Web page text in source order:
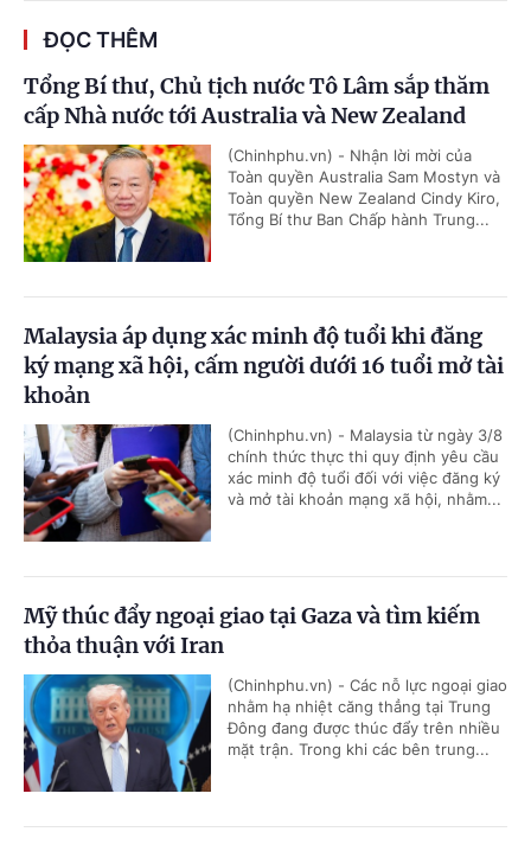
ĐỌC THÊM
Tổng Bí thư, Chủ tịch nước Tô Lâm sắp thăm
cấp Nhà nước tới Australia và New Zealand
(Chinhphu.vn) - Nhận lời mời của
Toàn quyền Australia Sam Mostyn và
Toàn quyền New Zealand Cindy Kiro,
Tổng Bí thư Ban Chấp hành Trung...
Malaysia áp dụng xác minh độ tuổi khi đăng
ký mạng xã hội, cấm người dưới 16 tuổi mở tài
khoản
(Chinhphu.vn) - Malaysia từ ngày 3/8
chính thức thực thi quy định yêu cầu
xác minh độ tuổi đối với việc đăng ký
và mở tài khoản mạng xã hội, nhằm...
Mỹ thúc đẩy ngoại giao tại Gaza và tìm kiếm
thỏa thuận với Iran
(Chinhphu.vn) - Các nỗ lực ngoại giao
nhằm hạ nhiệt căng thẳng tại Trung
Đông đang được thúc đẩy trên nhiều
mặt trận. Trong khi các bên trung...